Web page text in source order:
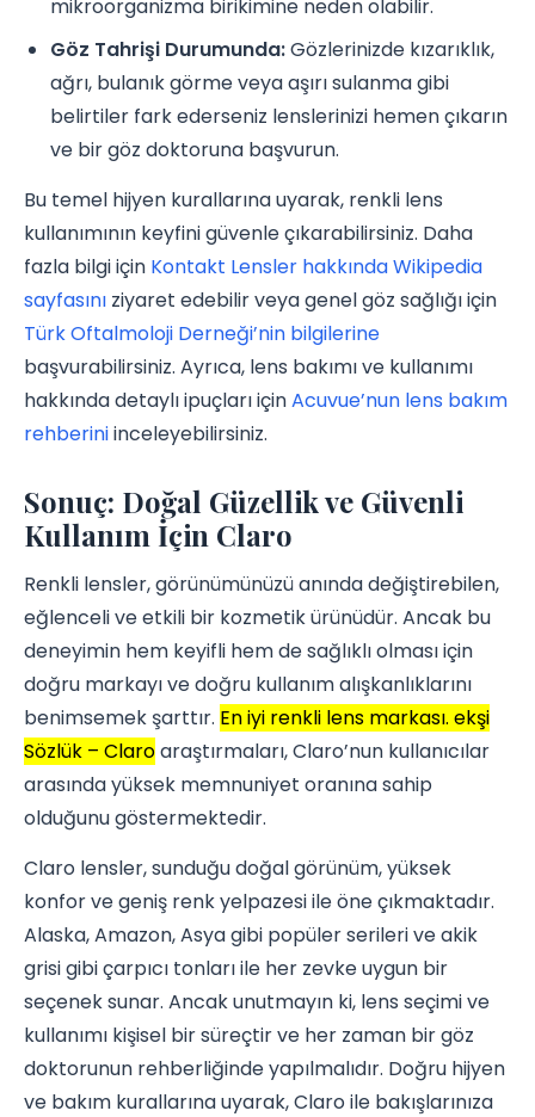
mikroorganizma birikimine neden olabilir.
Göz Tahrişi Durumunda:Gözlerinizde kızarıklık,
ağrı, bulanık görme veya aşırı sulanma gibi
belirtiler fark ederseniz lenslerinizi hemen çıkarın
ve bir göz doktoruna başvurun.
Bu temel hijyen kurallarına uyarak, renkli lens
kullanımının keyfini güvenle çıkarabilirsiniz. Daha
fazla bilgi için Kontakt Lensler hakkında Wikipedia
sayfasını ziyaret edebilir veya genel göz sağlığı için
Türk Oftalmoloji Derneği’nin bilgilerine
başvurabilirsiniz. Ayrıca, lens bakımı ve kullanımı
hakkında detaylı ipuçları içinAcuvue’nun lens bakım
rehberiniinceleyebilirsiniz.
Sonuç: Doğal Güzellik ve Güvenli
Kullanım İçin Claro
Renkli lensler, görünümünüzü anında değiştirebilen,
eğlenceli ve etkili bir kozmetik ürünüdür. Ancak bu
deneyimin hem keyifli hem de sağlıklı olması için
doğru markayı ve doğru kullanım alışkanlıklarını
benimsemek şarttır. En iyi renkli lens markası. ekşi
Sözlük – Claroaraştırmaları, Claro’nun kullanıcılar
arasında yüksek memnuniyet oranına sahip
olduğunu göstermektedir.
Claro lensler, sunduğu doğal görünüm, yüksek
konfor ve geniş renk yelpazesi ile öne çıkmaktadır.
Alaska, Amazon, Asya gibi popüler serileri ve akik
grisi gibi çarpıcı tonları ile her zevke uygun bir
seçenek sunar. Ancak unutmayın ki, lens seçimi ve
kullanımı kişisel bir süreçtir ve her zaman bir göz
doktorunun rehberliğinde yapılmalıdır. Doğru hijyen
ve bakım kurallarına uyarak, Claro ile bakışlarınıza